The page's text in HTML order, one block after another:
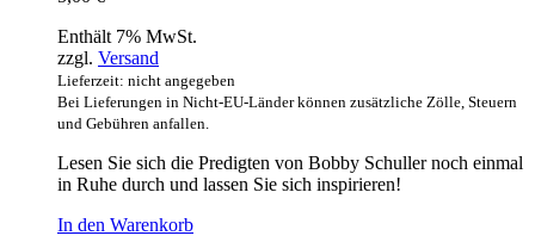
Enthält 7% MwSt.
zzgl. Versand
Lieferzeit: nicht angegeben
Bei Lieferungen in Nicht-EU-Länder können zusätzliche Zölle, Steuern
und Gebühren anfallen.
Lesen Sie sich die Predigten von Bobby Schuller noch einmal
in Ruhe durch und lassen Sie sich inspirieren!
In den Warenkorb